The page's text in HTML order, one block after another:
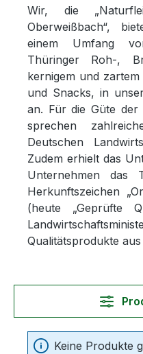
Wir, die
Oberweißbach“,
einem Umfang
Thüringer Roh-,
kernigem und
und Snacks, in
an. Für die Güte
sprechen
Deutschen
Zudem erhielt das
Unternehmen das
Herkunftszeichen
(heute „Geprüfte
Qualitätsprodukte
Keine Produkte